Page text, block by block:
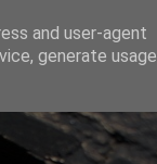
and user-agent
generate usage